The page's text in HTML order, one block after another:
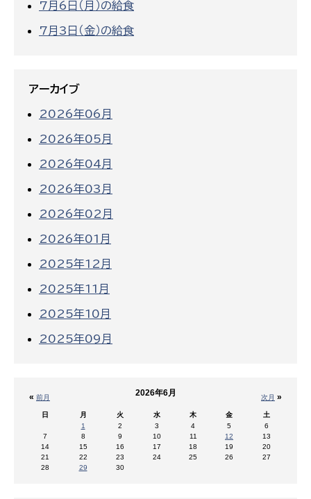
7月6日（月）の給食
7月3日（金）の給食
アーカイブ
2026年06月
2026年05月
2026年04月
2026年03月
2026年02月
2026年01月
2025年12月
2025年11月
2025年10月
2025年09月
« 前月 次月 »
2026年6月
日 月 火 水 木 金
土
1
2 3 4 5
6
7
8 9 10 11 12
13
14
15 16 17 18 19
20
21
22 23 24 25 26
27
28
29 30